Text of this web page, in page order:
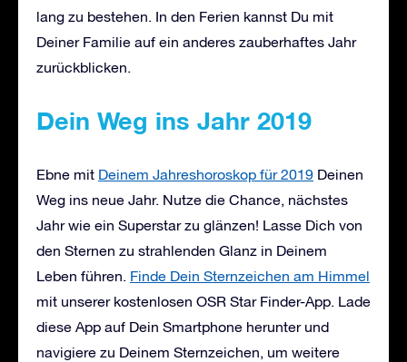
lang zu bestehen. In den Ferien kannst Du mit
Deiner Familie auf ein anderes zauberhaftes Jahr
zurückblicken.
Dein Weg ins Jahr 2019
Ebne mit Deinem Jahreshoroskop für 2019 Deinen
Weg ins neue Jahr. Nutze die Chance, nächstes
Jahr wie ein Superstar zu glänzen! Lasse Dich von
den Sternen zu strahlenden Glanz in Deinem
Leben führen. Finde Dein Sternzeichen am Himmel
mit unserer kostenlosen OSR Star Finder-App. Lade
diese App auf Dein Smartphone herunter und
navigiere zu Deinem Sternzeichen, um weitere